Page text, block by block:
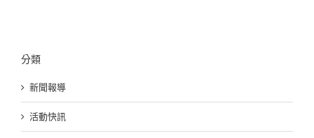
分類
新聞報導
活動快訊